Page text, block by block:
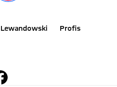
Profis